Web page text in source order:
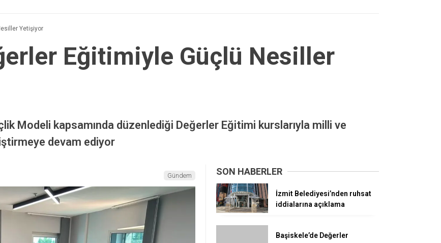
Yetişiyor
Eğitimiyle Güçlü Nesiller
Modeli kapsamında düzenlediği Değerler Eğitimi kurslarıyla milli ve
devam ediyor
Gündem SON HABERLER
İzmit Belediyesi’nden ruhsat
iddialarına açıklama
Başiskele’de Değerler